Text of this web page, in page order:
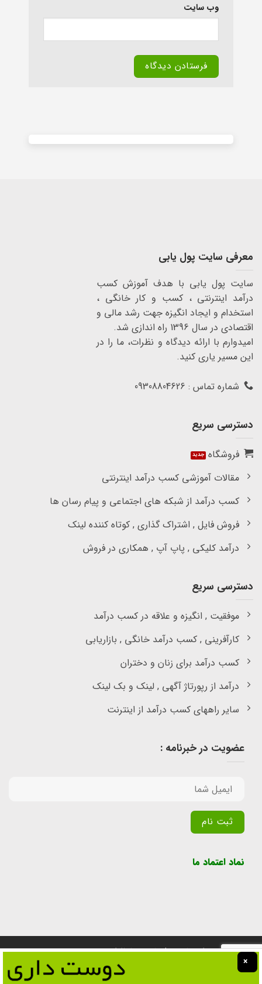
وب‌ سایت
معرفی سایت پول یابی
سایت پول یابی با هدف آموزش کسب
درآمد اینترنتی ، کسب و کار خانگی ،
استخدام و ایجاد انگیزه جهت رشد مالی و
اقتصادی در سال 1396 راه اندازی شد.
امیدوارم با ارائه دیدگاه و نظرات، ما را در
این مسیر یاری کنید.
شماره تماس : 09308804626
دسترسی سریع
فروشگاه
مقالات آموزشی کسب درآمد اینترنتی
کسب درآمد از شبکه های اجتماعی و پیام رسان ها
فروش فایل , اشتراک گذاری , کوتاه کننده لینک
درآمد کلیکی , پاپ آپ , همکاری در فروش
دسترسی سریع
موفقیت , انگیزه و علاقه در کسب درآمد
کارآفرینی , کسب درآمد خانگی , بازاریابی
کسب درآمد برای زنان و دختران
درآمد از رپورتاژ آگهی , لینک و بک لینک
سایر راههای کسب درآمد از اینترنت
عضویت در خبرنامه :
نماد اعتماد ما
تمامی حقوق برای سایت پول یابی محفوظ است.
×